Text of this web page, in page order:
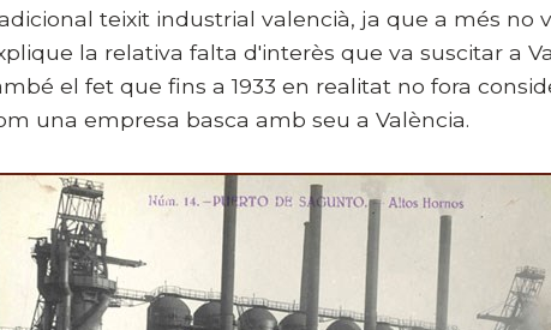
teixit industrial valencià, ja que a més no
la relativa falta d'interès que va suscitar a
el fet que fins a 1933 en realitat no fora
una empresa basca amb seu a València.